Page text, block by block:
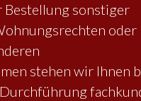
Bestellung sonstiger
oder
stehen wir Ihnen